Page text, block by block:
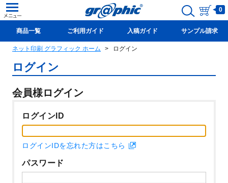
0
商品一覧 ご利用ガイド 入稿ガイド サンプル請求
新規会員登録(無料)
ネット印刷 グラフィック ホーム ログイン
ログイン
会員様ログイン
ログインID
ログインIDを忘れた方はこちら
パスワード